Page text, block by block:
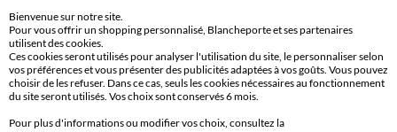
11€ Offerts
en vous inscrivant à la newsletter
conditions dans votre email de confirmation
Bienvenue sur notre site.
Pour vous offrir un shopping personnalisé, Blancheporte et ses partenaires
utilisent des cookies.
Ces cookies seront utilisés pour analyser l'utilisation du site, le personnaliser selon
vos préférences et vous présenter des publicités adaptées à vos goûts. Vous pouvez
choisir de les refuser. Dans ce cas, seuls les cookies nécessaires au fonctionnement
du site seront utilisés. Vos choix sont conservés 6 mois.
Pour plus d'informations ou modifier vos choix, consultez la